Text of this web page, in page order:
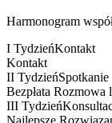
Harmonogram
I TydzieńKontakt
Kontakt
II TydzieńSpotkanie
Bezpłata Rozmowa
III Tydzień
Najlepsze